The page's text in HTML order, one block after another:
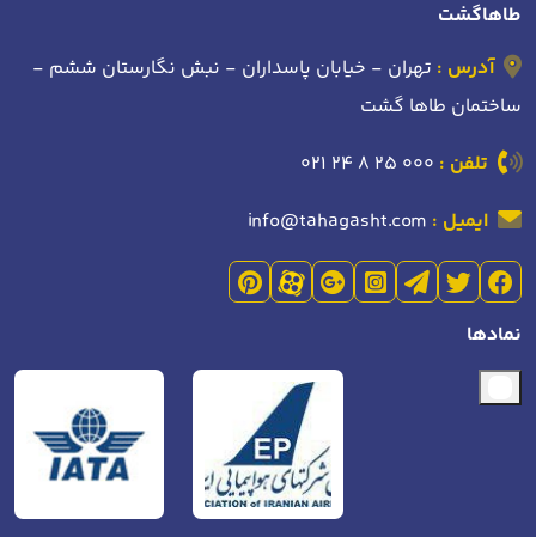
طاهاگشت
آدرس : تهران - خیابان پاسداران - نبش نگارستان ششم -
ساختمان طاها گشت
تلفن : 021 24 8 25 000
ایمیل : info@tahagasht.com
نمادها